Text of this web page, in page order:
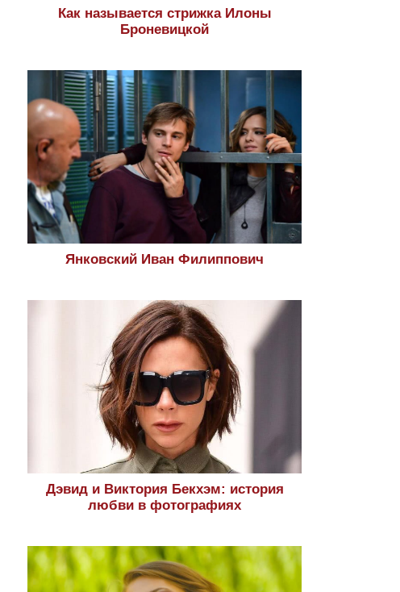
Как называется стрижка Илоны
Броневицкой
Янковский Иван Филиппович
Дэвид и Виктория Бекхэм: история
любви в фотографиях